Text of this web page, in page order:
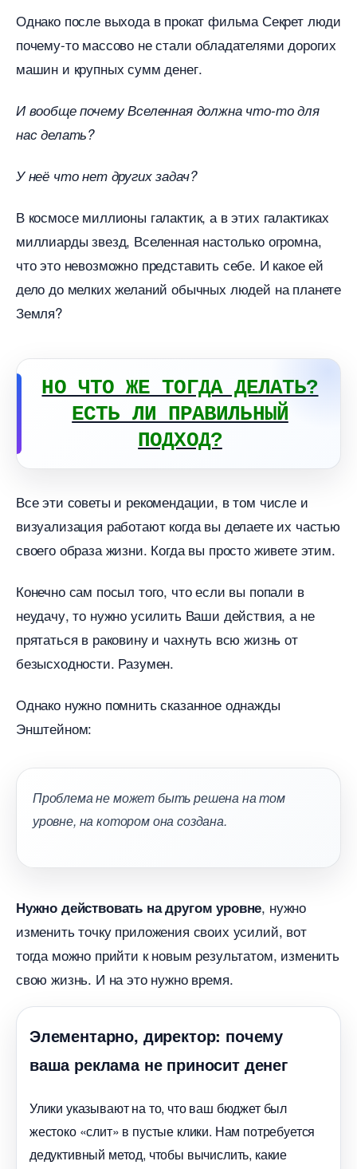
Однако после выхода в прокат фильма Секрет люди
почему-то массово не стали обладателями дорогих
машин и крупных сумм денег.
И вообще почему Вселенная должна что-то для
нас делать?
У неё что нет других задач?
космосе миллионы галактик, а в этих галактиках
миллиарды звезд, Вселенная настолько огромна,
что это невозможно представить себе. И какое ей
дело до мелких желаний обычных людей на планете
Земля?
НО ЧТО ЖЕ ТОГДА ДЕЛАТЬ?
ЕСТЬ ЛИ ПРАВИЛЬНЫЙ
ПОДХОД?
се эти советы и рекомендации, в том числе и
изуализация работают когда вы делаете их частью
своего образа жизни. Когда вы просто живете этим.
Конечно сам посыл того, что если вы попали
неудачу, то нужно усилить Ваши действия, а не
прятаться в раковину и чахнуть всю жизнь от
езысходности. Разумен.
Однако нужно помнить сказанное однажды
Энштейном:
Проблема не может быть решена на том
уровне, на котором она создана.
Нужно действовать на другом уровне, нужно
изменить точку приложения своих усилий, вот
тогда можно прийти к новым результатом, изменить
свою жизнь. И на это нужно время.
Элементарно, директор: почему
аша реклама не приносит дене
Улики указывают на то, что ваш бюджет был
жестоко «слит» в пустые клики. Нам потребуется
дедуктивный метод, чтобы вычислить, какие